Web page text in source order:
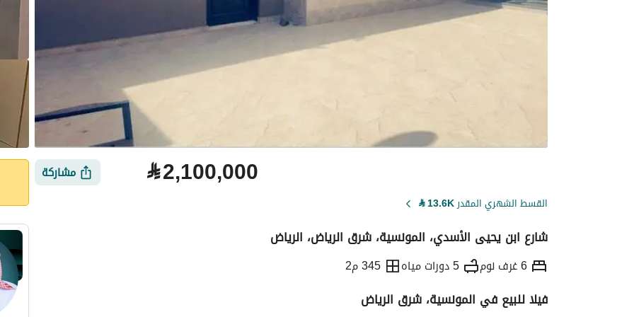
⃁2,100,000 مشاركة
القسط الشهري المقدر13.6K
⃁
شارع ابن يحيى الأسدي، المونسية، شرق الرياض، الرياض
6 غرف نوم 5 دورات مياه 345 م2
فيلا للبيع في المونسية، شرق الرياض